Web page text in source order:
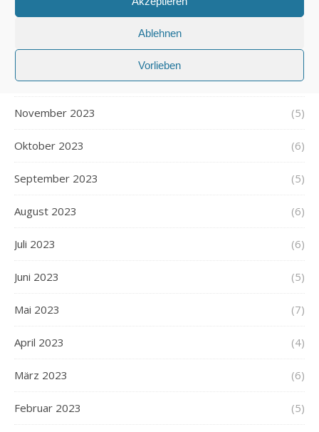
Ablehnen
Vorlieben
Februar 2024 (5)
Januar 2024 (6)
Dezember 2023 (5)
November 2023 (5)
Oktober 2023 (6)
September 2023 (5)
August 2023 (6)
Juli 2023 (6)
Juni 2023 (5)
Mai 2023 (7)
April 2023 (4)
März 2023 (6)
Februar 2023 (5)